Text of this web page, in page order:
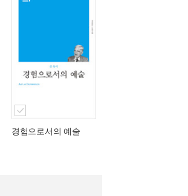
경험으로서의 예술